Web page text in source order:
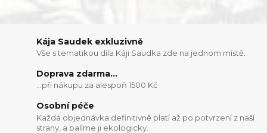
Kája Saudek exkluzivně
Vše s tematikou díla Káji Saudka zde na jednom místě.
Doprava zdarma...
...při nákupu za alespoň 1500 Kč
Osobní péče
Každá objednávka definitivně platí až po potvrzení z naší
strany, a balíme ji ekologicky.